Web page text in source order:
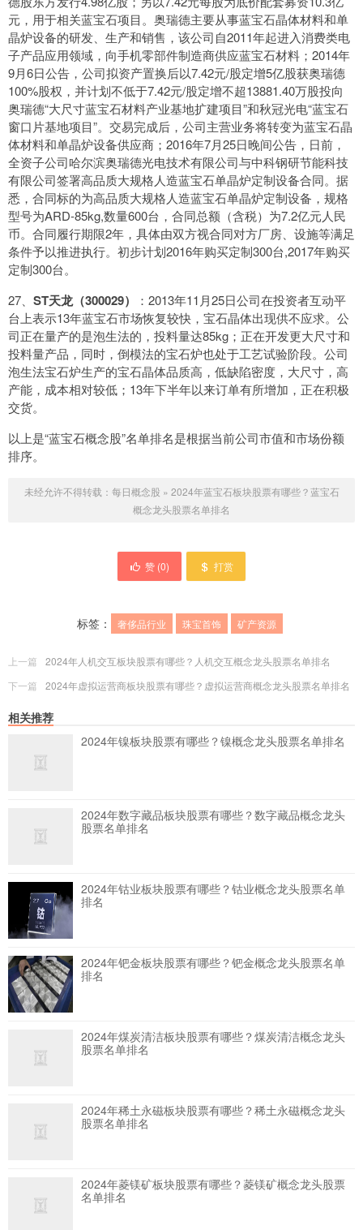
元，用于相关蓝宝石项目。奥瑞德主要从事蓝宝石晶体材料和单
晶炉设备的研发、生产和销售，该公司自2011年起进入消费类电
子产品应用领域，向手机零部件制造商供应蓝宝石材料；2014年
9月6日公告，公司拟资产置换后以7.42元/股定增5亿股获奥瑞德
100%股权，并计划不低于7.42元/股定增不超13881.40万股投向
奥瑞德“大尺寸蓝宝石材料产业基地扩建项目”和秋冠光电“蓝宝石
窗口片基地项目”。交易完成后，公司主营业务将转变为蓝宝石晶
体材料和单晶炉设备供应商；2016年7月25日晚间公告，日前，
全资子公司哈尔滨奥瑞德光电技术有限公司与中科钢研节能科技
有限公司签署高品质大规格人造蓝宝石单晶炉定制设备合同。据
悉，合同标的为高品质大规格人造蓝宝石单晶炉定制设备，规格
型号为ARD-85kg,数量600台，合同总额（含税）为7.2亿元人民
币。合同履行期限2年，具体由双方视合同对方厂房、设施等满足
条件予以推进执行。初步计划2016年购买定制300台,2017年购买
定制300台。
27、 ST天龙（300029）
：2013年11月25日公司在投资者互动平
台上表示13年蓝宝石市场恢复较快，宝石晶体出现供不应求。公
司正在量产的是泡生法的，投料量达85kg；正在开发更大尺寸和
投料量产品，同时，倒模法的宝石炉也处于工艺试验阶段。公司
泡生法宝石炉生产的宝石晶体品质高，低缺陷密度，大尺寸，高
产能，成本相对较低；13年下半年以来订单有所增加，正在积极
交货。
以上是“蓝宝石概念股”名单排名是根据当前公司市值和市场份额
排序。
未经允许不得转载： 每日概念股 » 2024年蓝宝石板块股票有哪些？蓝宝石
概念龙头股票名单排名
赞 (0) 打赏
标签： 奢侈品行业 珠宝首饰 矿产资源
上一篇
2024年人机交互板块股票有哪些？人机交互概念龙头股票名单排名
下一篇
2024年虚拟运营商板块股票有哪些？虚拟运营商概念龙头股票名单排名
相关推荐
2024年镍板块股票有哪些？镍概念龙头股票名单排名
2024年数字藏品板块股票有哪些？数字藏品概念龙头
股票名单排名
2024年钴业板块股票有哪些？钴业概念龙头股票名单
排名
2024年钯金板块股票有哪些？钯金概念龙头股票名单
排名
2024年煤炭清洁板块股票有哪些？煤炭清洁概念龙头
股票名单排名
2024年稀土永磁板块股票有哪些？稀土永磁概念龙头
股票名单排名
2024年菱镁矿板块股票有哪些？菱镁矿概念龙头股票
名单排名